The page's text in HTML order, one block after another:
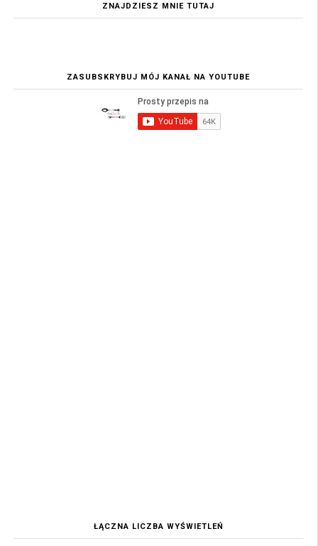
ZNAJDZIESZ MNIE TUTAJ
ZASUBSKRYBUJ MÓJ KANAŁ NA YOUTUBE
ŁĄCZNA LICZBA WYŚWIETLEŃ